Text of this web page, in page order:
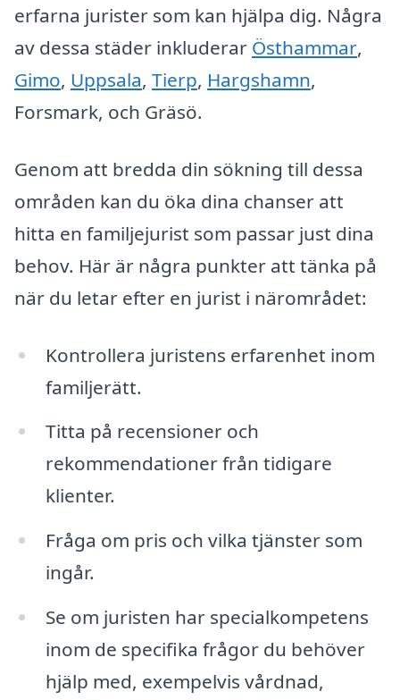
erfarna jurister som kan hjälpa dig. Några
av dessa städer inkluderar Östhammar,
Gimo, Uppsala, Tierp, Hargshamn,
Forsmark, och Gräsö.
Genom att bredda din sökning till dessa
områden kan du öka dina chanser att
hitta en familjejurist som passar just dina
behov. Här är några punkter att tänka på
när du letar efter en jurist i närområdet:
Kontrollera juristens erfarenhet inom
familjerätt.
Titta på recensioner och
rekommendationer från tidigare
klienter.
Fråga om pris och vilka tjänster som
ingår.
Se om juristen har specialkompetens
inom de specifika frågor du behöver
hjälp med, exempelvis vårdnad,